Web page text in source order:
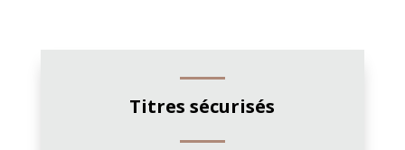
Titres sécurisés